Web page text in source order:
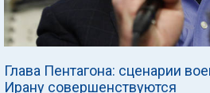
Глава Пентагона: сценарии
Ирану совершенствуются